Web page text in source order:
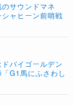
サウンドマネ
ャヒーン前哨戦
バイゴールデン
G1馬にふさわし